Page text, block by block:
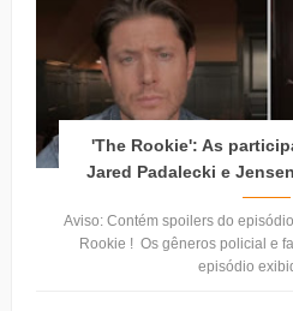
'The Rookie': As
Jared Padalecki e
Aviso: Contém spoilers do
Rookie ! Os gêneros policial e
episódio